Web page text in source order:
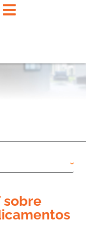
sobre